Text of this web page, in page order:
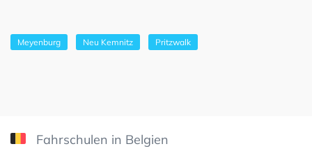
Meyenburg Neu Kemnitz Pritzwalk
Fahrschulen in Belgien